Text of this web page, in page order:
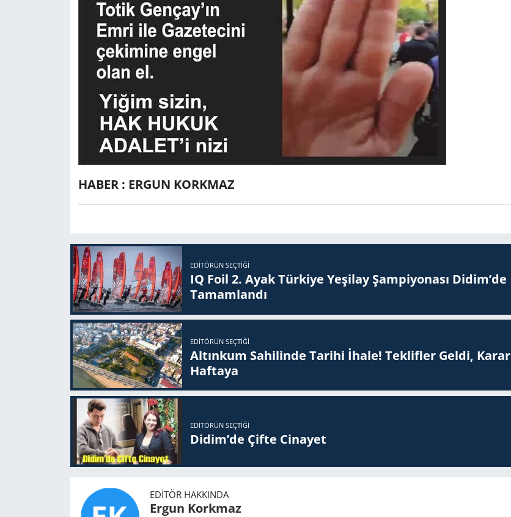
HABER : ERGUN KORKMAZ
EDITÖRÜN SEÇTIĞI
IQ Foil 2. Ayak Tür­ki­ye Ye­şi­lay Şam­pi­yo­na­sı Didim’de
Ta­mam­lan­dı
EDITÖRÜN SEÇTIĞI
Altınkum Sahilinde Tarihi İhale! Teklifler Geldi, Karar
Haftaya
EDITÖRÜN SEÇTIĞI
Didim’de Çifte Ci­na­yet
EDITÖR HAKKINDA
Ergun Korkmaz